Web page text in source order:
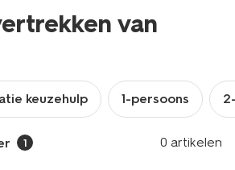
van
1-persoons
keuzehulp
1 0 artikelen